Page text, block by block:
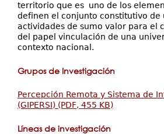
territorio que es uno de los
definen el conjunto constitutivo de
actividades de sumo valor para el
del papel vinculación de una
contexto nacional.
Grupos de Investigación
Percepción Remota y Sistema de
(GIPERSI) (PDF, 455 KB)
Líneas de investigación